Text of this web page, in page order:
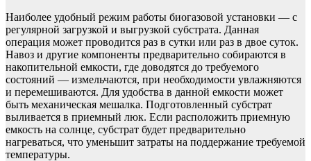
Наиболее удобный режим работы биогазовой установки — с
регулярной загрузкой и выгрузкой субстрата. Данная
операция может проводится раз в сутки или раз в двое суток.
Навоз и другие компоненты предварительно собираются в
накопительной емкости, где доводятся до требуемого
состояний — измельчаются, при необходимости увлажняются
и перемешиваются. Для удобства в данной емкости может
быть механическая мешалка. Подготовленный субстрат
выливается в приемный люк. Если расположить приемную
емкость на солнце, субстрат будет предварительно
нагреваться, что уменьшит затраты на поддержание требуемой
температуры.